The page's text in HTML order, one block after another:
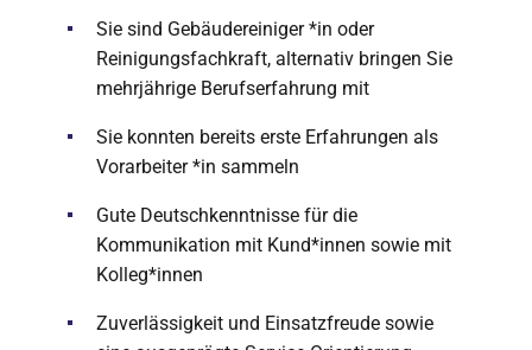
Sie sind Gebäudereiniger *in oder
Reinigungsfachkraft, alternativ bringen Sie
mehrjährige Berufserfahrung mit
Sie konnten bereits erste Erfahrungen als
Vorarbeiter *in sammeln
Gute Deutschkenntnisse für die
Kommunikation mit Kund*innen sowie mit
Kolleg*innen
Zuverlässigkeit und Einsatzfreude sowie